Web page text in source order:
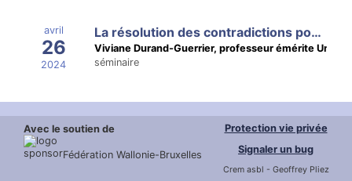
avril
26
2024
La résolution des contradictions pour développer les compétences logiques
Viviane Durand-Guerrier, professeur émérite
séminaire
Avec le soutien de
Fédération Wallonie-Bruxelles
Protection vie privée
Signaler un bug
Crem asbl - Geoffrey Pliez